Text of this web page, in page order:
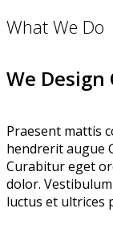
What We Do
We
Praesent mattis
hendrerit augue
Curabitur eget
dolor.
luctus et ultrices